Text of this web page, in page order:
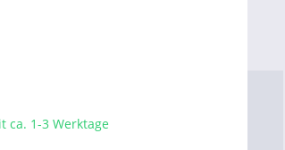
ca. 1-3 Werktage